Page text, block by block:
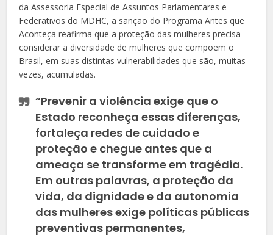
da Assessoria Especial de Assuntos Parlamentares e
Federativos do MDHC, a sanção do Programa Antes que
Aconteça reafirma que a proteção das mulheres precisa
considerar a diversidade de mulheres que compõem o
Brasil, em suas distintas vulnerabilidades que são, muitas
vezes, acumuladas.
“Prevenir a violência exige que o
Estado reconheça essas diferenças,
fortaleça redes de cuidado e
proteção e chegue antes que a
ameaça se transforme em tragédia.
Em outras palavras, a proteção da
vida, da dignidade e da autonomia
das mulheres exige políticas públicas
preventivas permanentes,